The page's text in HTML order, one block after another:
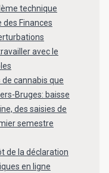
technique
des Finances
avec le
de cannabis que
Bruges: baisse
des saisies de
semestre
de la déclaration
en ligne